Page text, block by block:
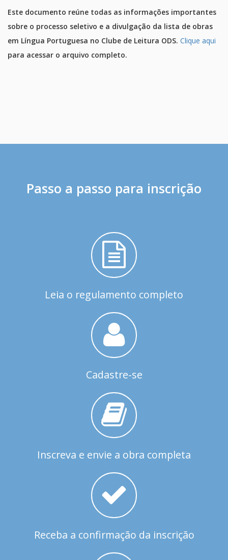
Este documento reúne todas as informações importantes
sobre o processo seletivo e a divulgação da lista de obras
em Língua Portuguesa no Clube de Leitura ODS. Clique aqui
para acessar o arquivo completo.
Passo a passo para inscrição
Leia o regulamento completo
Cadastre-se
Inscreva e envie a obra completa
Receba a confirmação da inscrição